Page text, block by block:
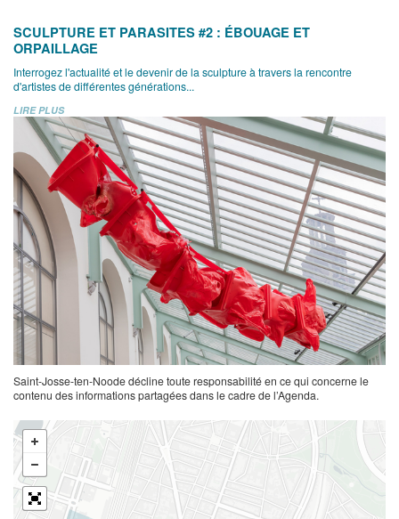
SCULPTURE ET PARASITES #2 : ÉBOUAGE ET
ORPAILLAGE
Interrogez l'actualité et le devenir de la sculpture à travers la rencontre
d'artistes de différentes générations...
LIRE PLUS
Saint-Josse-ten-Noode décline toute responsabilité en ce qui concerne le
contenu des informations partagées dans le cadre de l’Agenda.